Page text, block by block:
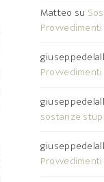
Matteo su
sostanze